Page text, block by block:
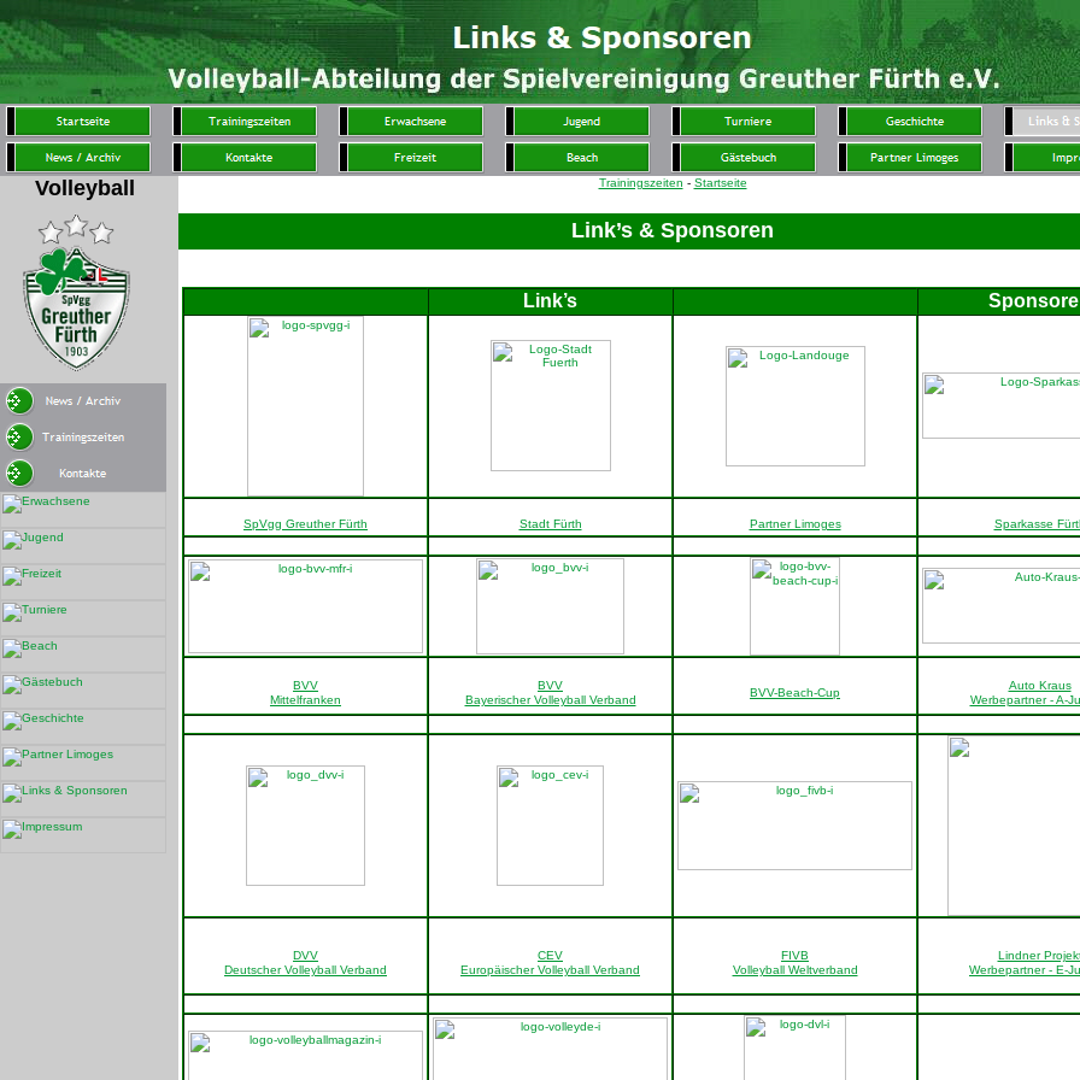
Volleyball Trainingszeiten - Startseite
Link’s & Sponsoren
Link’s
SpVgg Greuther Fürth Stadt Fürth Partner Limoges Sparkasse
BVV
Mittelfranken
BVV
Bayerischer Volleyball Verband
BVV-Beach-Cup
Auto Kraus
Werbepartner - A-
DVV
Deutscher Volleyball Verband
CEV
Europäischer Volleyball Verband
FIVB
Volleyball Weltverband
Lindner
Werbepartner - E-